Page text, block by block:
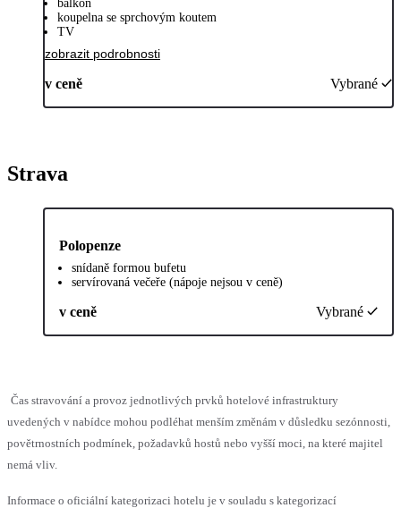
balkon
koupelna se sprchovým koutem
TV
zobrazit podrobnosti
v ceně Vybrané
Strava
Polopenze
snídaně formou bufetu
servírovaná večeře (nápoje nejsou v ceně)
v ceně Vybrané
Čas stravování a provoz jednotlivých prvků hotelové infrastruktury
uvedených v nabídce mohou podléhat menším změnám v důsledku sezónnosti,
povětrnostních podmínek, požadavků hostů nebo vyšší moci, na které majitel
nemá vliv.
Informace o oficiální kategorizaci hotelu je v souladu s kategorizací